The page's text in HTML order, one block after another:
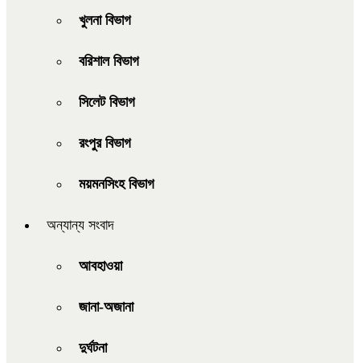
খুলনা বিভাগ
বরিশাল বিভাগ
সিলেট বিভাগ
রংপুর বিভাগ
ময়মনসিংহ বিভাগ
অন্যান্য সংবাদ
আবহাওয়া
জানা-অজানা
দুর্ঘটনা